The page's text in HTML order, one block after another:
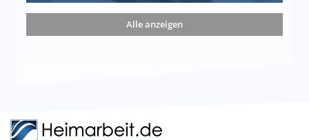
die 15 besten Möglichkeiten
Alle anzeigen